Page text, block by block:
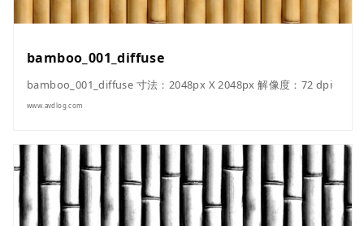
bamboo_001_diffuse
bamboo_001_diffuse 寸法：2048px X 2048px 解像度：72 dpi
www.avdlog.com